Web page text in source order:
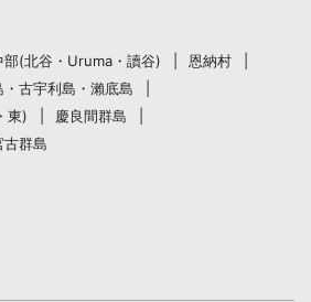
部(北谷・Uruma・讀谷)
恩納村
・古宇利島・瀨底島
東)
慶良間群島
古群島